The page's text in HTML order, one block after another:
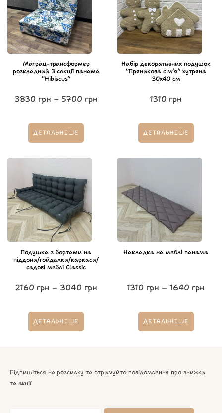
Матрац-трансформер
розкладний 3 секції панама
“Hibiscus”
3830 грн – 5700 грн
ДЕТАЛЬНІШЕ
Набір декоративних подушок
“Пряникова сім’я” хутряна
30х40 см
1310 грн
ДЕТАЛЬНІШЕ
Подушка з бортами на
піддони/гойдалки/каркаси/
садові меблі Classic
2160 грн – 3040 грн
ДЕТАЛЬНІШЕ
Накладка на меблі панама
1310 грн – 1640 грн
ДЕТАЛЬНІШЕ
Підпишіться на розсилку та отримуйте повідомлення про знижки
та акції